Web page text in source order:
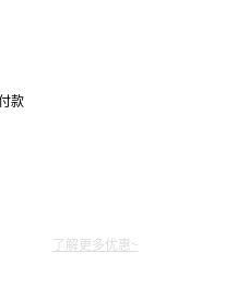
款
了解更多优惠~